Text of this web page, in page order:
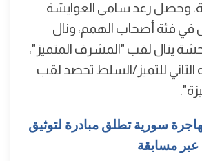
وحصل رعد سامي العوايشة
في فئة أصحاب الهمم، ونال
ينال لقب "المشرف المتميز"،
الثاني للتميز/السلط تحصد لقب
سورية تطلق مبادرة لتوثيق
عبر مسابقة